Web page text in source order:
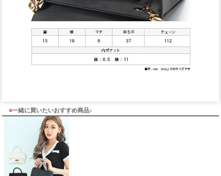
■一緒に買いたいおすすめ商品♪